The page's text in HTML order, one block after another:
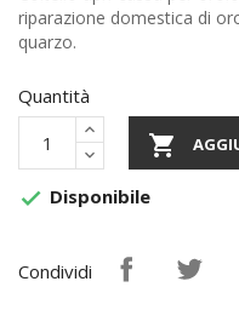
riparazione domestica di
quarzo.
Quantità

 Disponibile
Condividi